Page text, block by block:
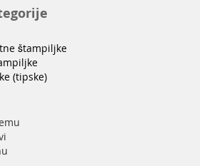
štampiljke
(tipske)